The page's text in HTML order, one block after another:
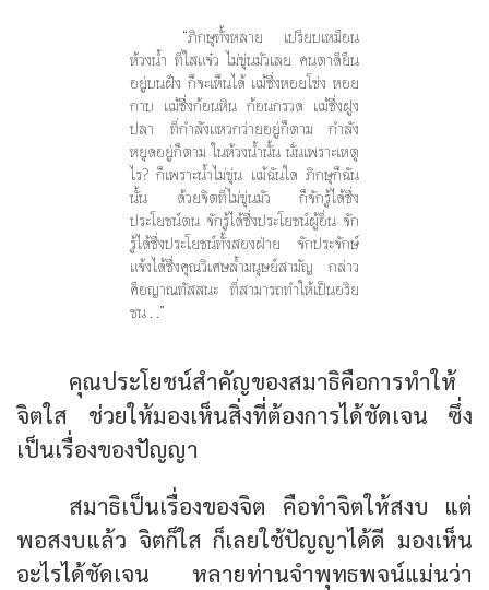
“ภิกษุทั้งหลาย เปรียบเหมือน
ห้วงน้ำ ที่ใสแจ๋ว ไม่ขุ่นมัวเลย คนตาดียืน
อยู่บนฝั่ง ก็จะเห็นได้ แม้ซึ่งหอยโข่ง หอย
กาบ แม้ซึ่งก้อนหิน ก้อนกรวด แม้ซึ่งฝูง
ปลา ที่กำลังแหวกว่ายอยู่ก็ตาม กำลัง
หยุดอยู่ก็ตาม ในห้วงน้ำนั้น นั่นเพราะเหตุ
ไร? ก็เพราะน้ำไม่ขุ่น แม้ฉันใด ภิกษุก็ฉัน
นั้น ด้วยจิตที่ไม่ขุ่นมัว ก็จักรู้ได้ซึ่ง
ประโยชน์ตน จักรู้ได้ซึ่งประโยชน์ผู้อื่น จัก
รู้ได้ซึ่งประโยชน์ทั้งสองฝ่าย จักประจักษ์
แจ้งได้ซึ่งคุณวิเศษล้ำมนุษย์สามัญ กล่าว
คือญาณทัสสนะ ที่สามารถทำให้เป็นอริย
ชน . .”
คุณประโยชน์สำคัญของสมาธิคือการทำให้
จิตใส ช่วยให้มองเห็นสิ่งที่ต้องการได้ชัดเจน ซึ่ง
เป็นเรื่องของปัญญา
สมาธิเป็นเรื่องของจิต คือทำจิตให้สงบ แต่
พอสงบแล้ว จิตก็ใส ก็เลยใช้ปัญญาได้ดี มองเห็น
อะไรได้ชัดเจน หลายท่านจำพุทธพจน์แม่นว่า